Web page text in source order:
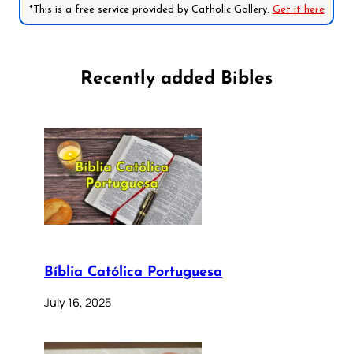
*This is a free service provided by Catholic Gallery. Get it here
Recently added Bibles
Bíblia Católica Portuguesa
July 16, 2025